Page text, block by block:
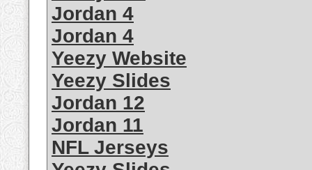
Jordan 4
Jordan 4
Yeezy Website
Yeezy Slides
Jordan 12
Jordan 11
NFL Jerseys